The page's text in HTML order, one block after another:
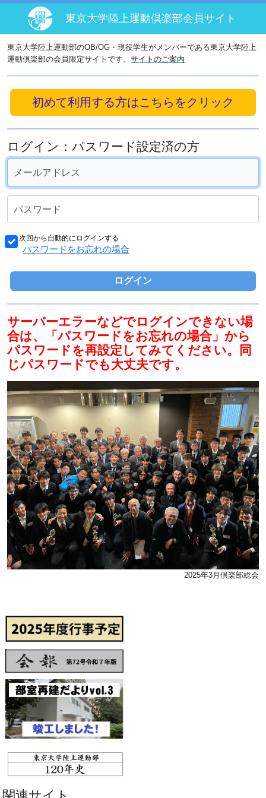
東京大学陸上運動倶楽部会員サイト
東京大学陸上運動部のOB/OG・現役学生がメンバーである東京大学陸上
運動倶楽部の会員限定サイトです。サイトのご案内
初めて利用する方はこちらをクリック
ログイン：パスワード設定済の方
次回から自動的にログインする
パスワードをお忘れの場合
ログイン
サーバーエラーなどでログインできない場
合は、「パスワードをお忘れの場合」から
パスワードを再設定してみてください。同
じパスワードでも大丈夫です。
2025年3月倶楽部総会